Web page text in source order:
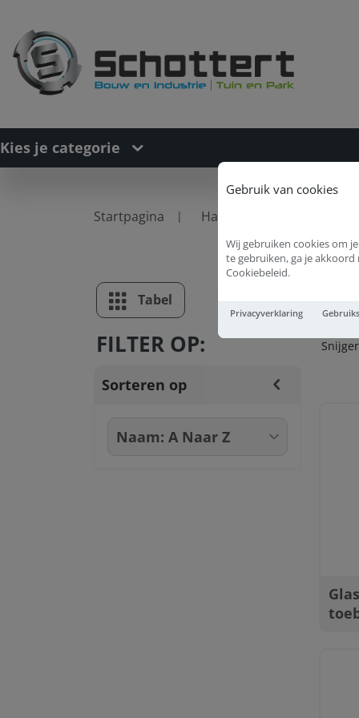
Gebruik van cookies
Wij gebruiken cookies om
te gebruiken, ga je
Cookiebeleid.
Privacyverklaring
Kies je categorie
Startpagina Handgereedschappen
Tabel Lijst
FILTER OP:
Sorteren op